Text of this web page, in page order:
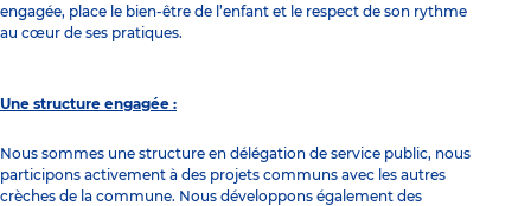
engagée, place le bien-être de l’enfant et le respect de son rythme
au cœur de ses pratiques.
Une structure engagée :
Nous sommes une structure en délégation de service public, nous
participons activement à des projets communs avec les autres
crèches de la commune. Nous développons également des